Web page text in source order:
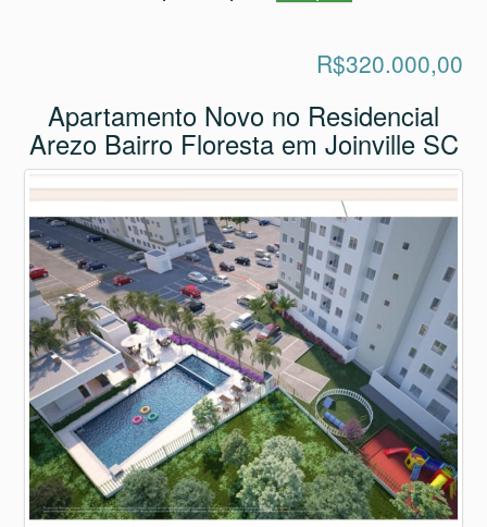
R$320.000,00
Apartamento Novo no Residencial
Arezo Bairro Floresta em Joinville SC